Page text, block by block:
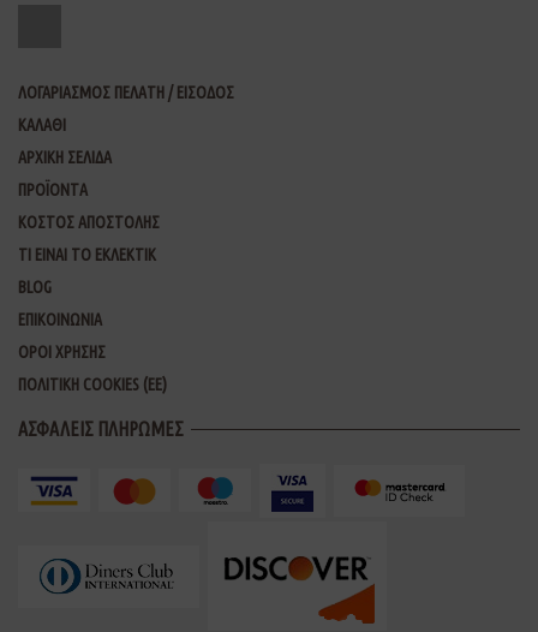
ΛΟΓΑΡΙΑΣΜΟΣ ΠΕΛΑΤΗ / ΕΙΣΟΔΟΣ
ΚΑΛΑΘΙ
ΑΡΧΙΚΗ ΣΕΛΙΔΑ
ΠΡΟΪΟΝΤΑ
ΚΟΣΤΟΣ ΑΠΟΣΤΟΛΗΣ
ΤΙ ΕΙΝΑΙ ΤΟ ΕΚΛΕΚΤΙΚ
BLOG
ΕΠΙΚΟΙΝΩΝΙΑ
ΟΡΟΙ ΧΡΗΣΗΣ
ΠΟΛΙΤΙΚΗ COOKIES (ΕΕ)
ΑΣΦΑΛΕΙΣ ΠΛΗΡΩΜΕΣ